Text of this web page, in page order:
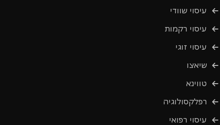
עיסוי שוודי
עיסוי רקמות
עיסוי זוגי
שיאצו
טווינא
רפלקסולוגיה
עיסוי רפואי